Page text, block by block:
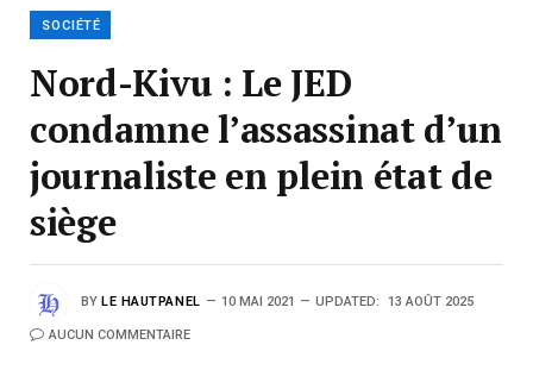
SOCIÉTÉ
Nord-Kivu : Le JED
condamne l’assassinat d’un
journaliste en plein état de
siège
BY LE HAUTPANEL 10 MAI 2021 UPDATED: 13 AOÛT 2025
AUCUN COMMENTAIRE